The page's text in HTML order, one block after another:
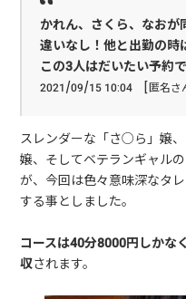
かれん、さくら、なおが
違いなし！他と出勤の時
この3人はだいたい予約
2021/09/15 10:04 [匿名さ
スレンダーな「さ○ら」嬢
嬢、そしてベテランギャル
が、今回は色々意味深なタ
する事としました。
コースは40分8000円しかな
収されます。